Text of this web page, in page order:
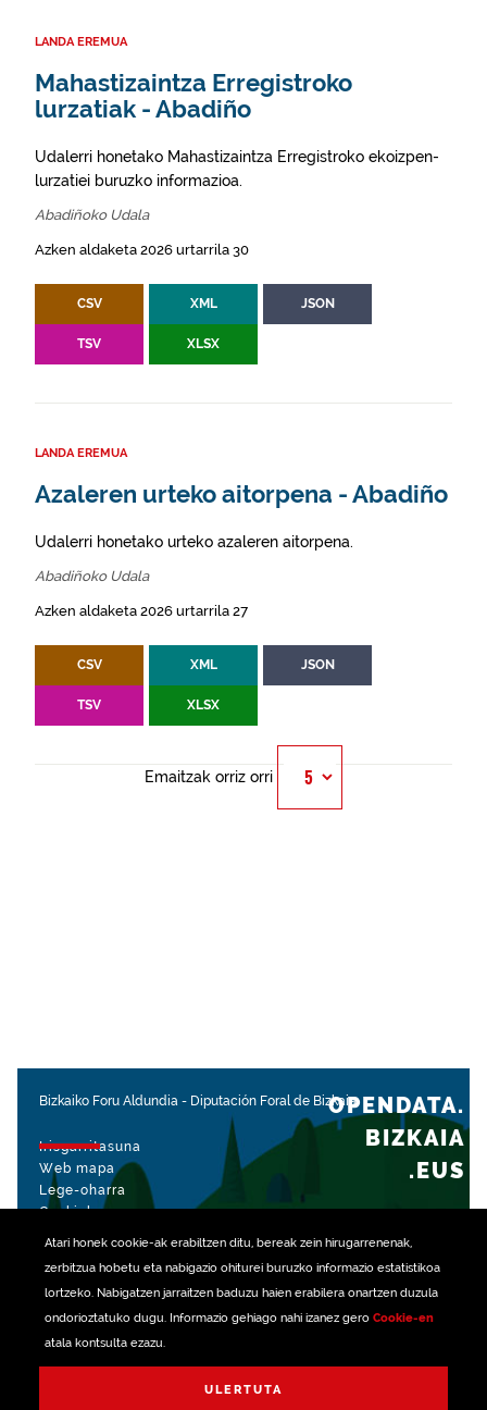
Atari honek cookie-ak erabiltzen ditu, bereak zein hirugarrenenak,
zerbitzua hobetu eta nabigazio ohiturei buruzko informazio estatistikoa
lortzeko. Nabigatzen jarraitzen baduzu haien erabilera onartzen duzula
ondorioztatuko dugu. Informazio gehiago nahi izanez gero Cookie-en
atala kontsulta ezazu.
ULERTUTA
LANDA EREMUA
Mahastizaintza Erregistroko
lurzatiak - Abadiño
Udalerri honetako Mahastizaintza Erregistroko ekoizpen-
lurzatiei buruzko informazioa.
Abadiñoko Udala
Azken aldaketa 2026 urtarrila 30
CSV XML JSON
TSV XLSX
LANDA EREMUA
Azaleren urteko aitorpena - Abadiño
Udalerri honetako urteko azaleren aitorpena.
Abadiñoko Udala
Azken aldaketa 2026 urtarrila 27
CSV XML JSON
TSV XLSX
Emaitzak orriz orri
Bizkaiko Foru Aldundia - Diputación Foral de Bizkaia
Irisgarritasuna
Web mapa
Lege-oharra
Cookiak
rekin kudeatua
OPENDATA.
BIZKAIA
.EUS